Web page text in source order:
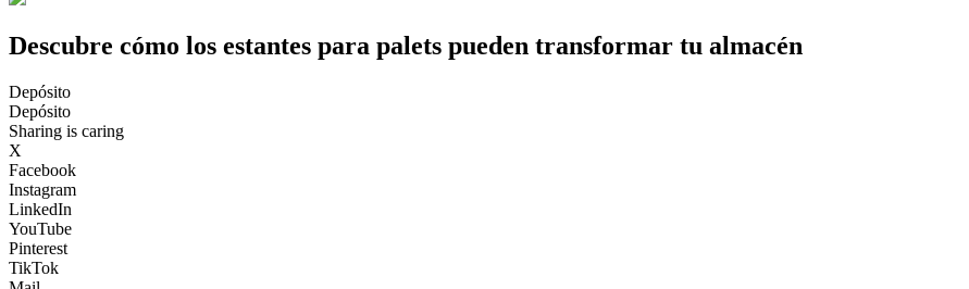
Descubre cómo los estantes para palets pueden transformar tu almacén
Depósito
Depósito
Sharing is caring
X
Facebook
Instagram
LinkedIn
YouTube
Pinterest
TikTok